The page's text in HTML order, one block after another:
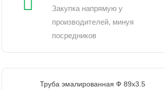
Закупка напрямую у
производителей, минуя
посредников
Труба эмалированная Ф 89х3.5